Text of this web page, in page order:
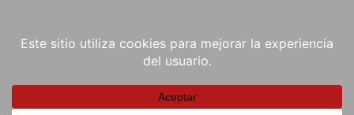
RadioViva FM. Powered by